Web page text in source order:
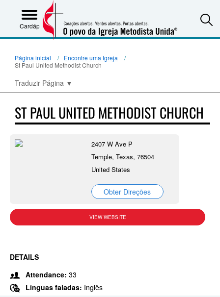
Cardápio
Página inicial
Encontre uma Igreja
St Paul United Methodist Church
Traduzir Página ▼
ST PAUL UNITED METHODIST CHURCH
2407 W Ave P
Temple, Texas, 76504
United States
Obter Direções
VIEW WEBSITE
DETAILS
Attendance: 33
Línguas faladas: Inglês